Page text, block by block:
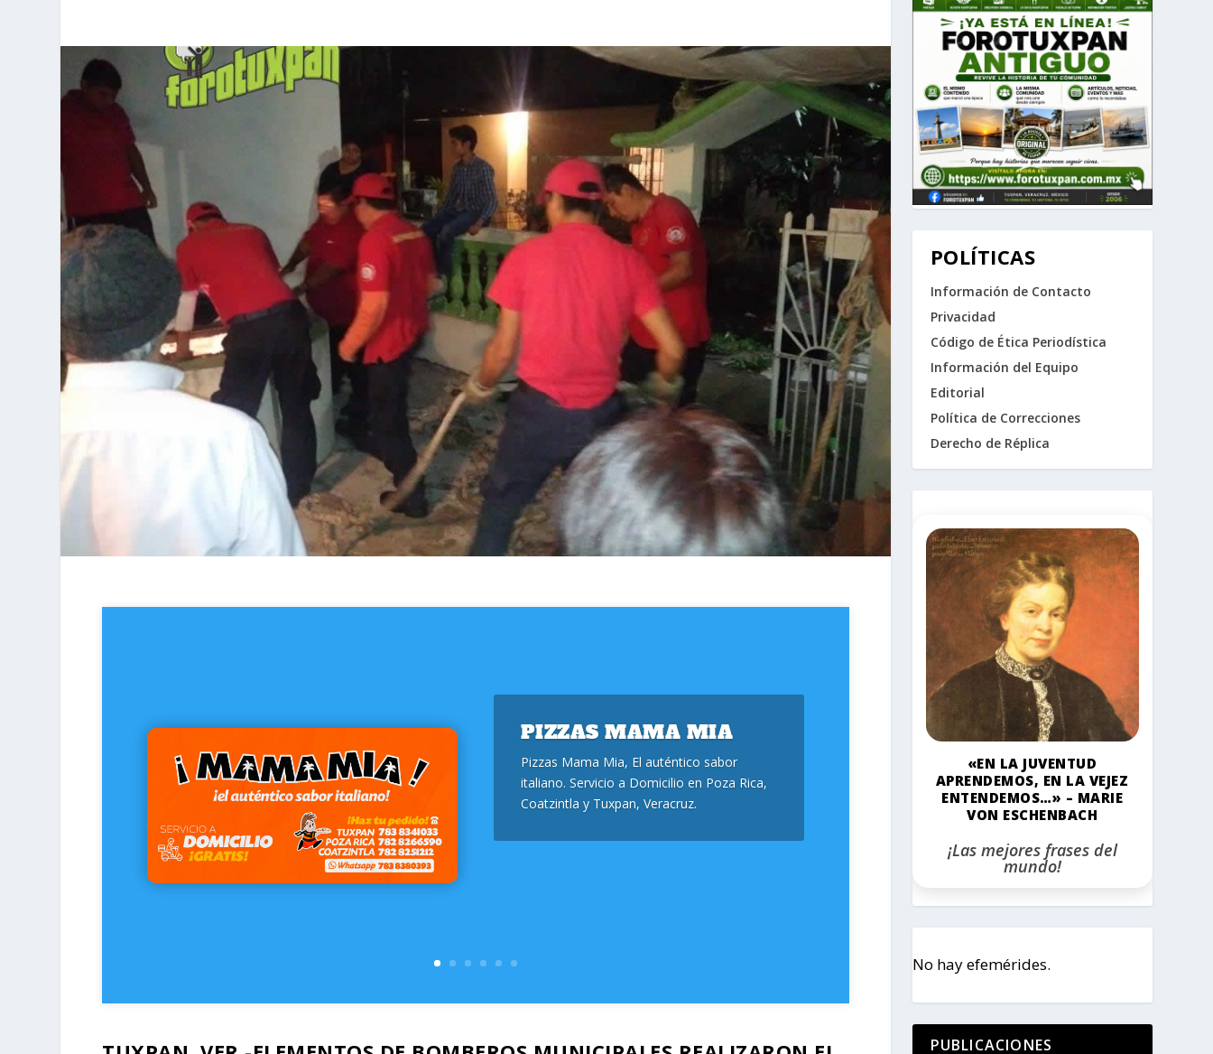
PIZZAS MAMA MIA
Pizzas Mama Mia, El auténtico sabor
italiano. Servicio a Domicilio en Poza Rica,
Coatzintla y Tuxpan, Veracruz.
POLÍTICAS
Información de Contacto
Privacidad
Código de Ética Periodística
Información del Equipo
Editorial
Política de Correcciones
Derecho de Réplica
«EN LA JUVENTUD
APRENDEMOS, EN LA VEJEZ
ENTENDEMOS…» – MARIE
VON ESCHENBACH
¡Las mejores frases del
mundo!
No hay efemérides.
PUBLICACIONES